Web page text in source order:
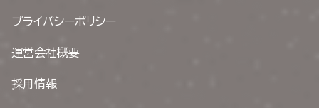
プライバシーポリシー
運営会社概要
採用情報